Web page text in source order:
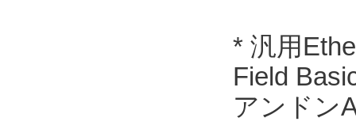
* 汎用
Field
アンドン